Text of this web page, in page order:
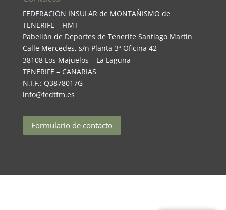
FEDERACIÓN INSULAR de MONTAÑISMO de
TENERIFE – FIMT
Pabellón de Deportes de Tenerife Santiago Martin
Calle Mercedes, s/n Planta 3ª Oficina 42
38108 Los Majuelos – La Laguna
TENERIFE – CANARIAS
N.I.F.: Q3878017G
info@fedtfm.es
Formulario de contacto